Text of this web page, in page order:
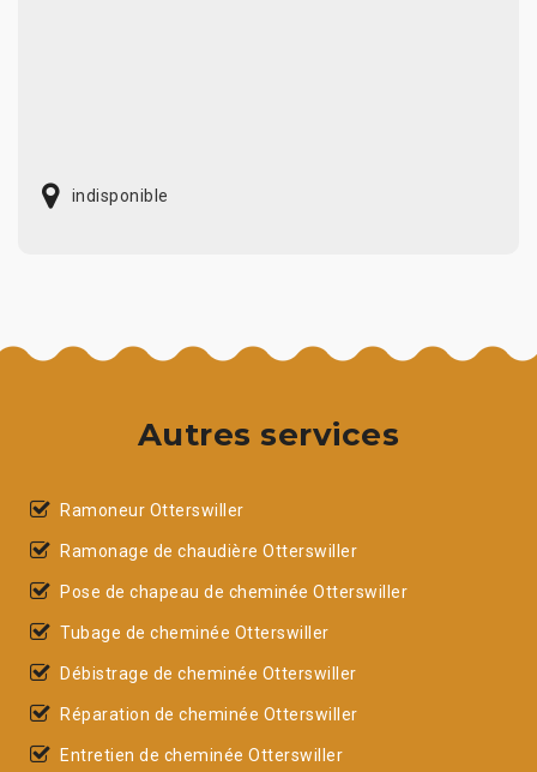
indisponible
Autres services
Ramoneur Otterswiller
Ramonage de chaudière Otterswiller
Pose de chapeau de cheminée Otterswiller
Tubage de cheminée Otterswiller
Débistrage de cheminée Otterswiller
Réparation de cheminée Otterswiller
Entretien de cheminée Otterswiller